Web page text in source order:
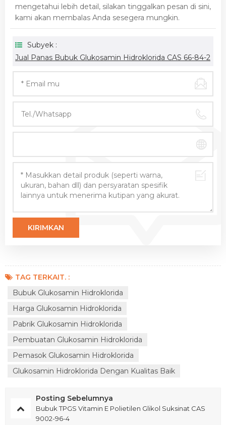
mengetahui lebih detail, silakan tinggalkan pesan di sini,
kami akan membalas Anda sesegera mungkin.
Subyek :
Jual Panas Bubuk Glukosamin Hidroklorida CAS 66-84-2
TAG TERKAIT. :
Bubuk Glukosamin Hidroklorida
Harga Glukosamin Hidroklorida
Pabrik Glukosamin Hidroklorida
Pembuatan Glukosamin Hidroklorida
Pemasok Glukosamin Hidroklorida
Glukosamin Hidroklorida Dengan Kualitas Baik
Posting Sebelumnya
Bubuk TPGS Vitamin E Polietilen Glikol Suksinat CAS
9002-96-4